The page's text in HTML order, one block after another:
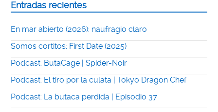
Entradas recientes
En mar abierto (2026): naufragio claro
Somos cortitos: First Date (2025)
Podcast: ButaCage | Spider-Noir
Podcast: El tiro por la culata | Tokyo Dragon Chef
Podcast: La butaca perdida | Episodio 37